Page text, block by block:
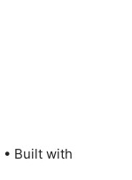
• Built with